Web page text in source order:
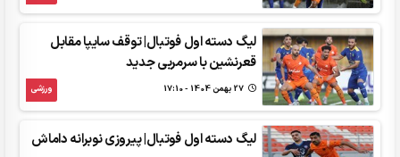
لیگ دسته اول فوتبال| توقف سایپا مقابل
قعرنشین با سرمربی جدید
ورزشی
لیگ دسته اول فوتبال| پیروزی نوبرانه داماش